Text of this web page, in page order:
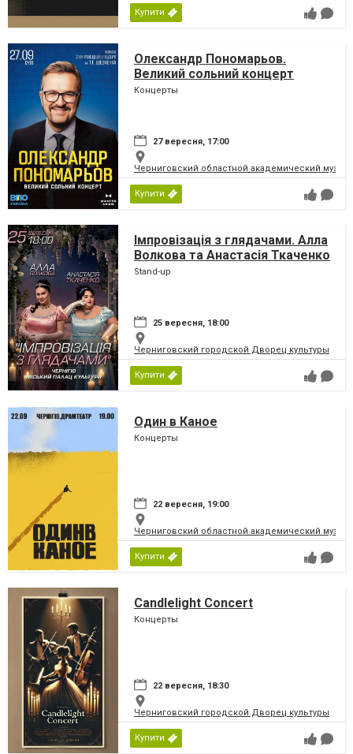
Купити
Олександр Пономарьов.
Великий сольний концерт
Концерты
27 вересня, 17:00
Черниговский областной академический
Купити
Імпровізація з глядачами. Алла
Волкова та Анастасія Ткаченко
Stand-up
25 вересня, 18:00
Черниговский городской Дворец культуры
Купити
Один в Каное
Концерты
22 вересня, 19:00
Черниговский областной академический
Купити
Candlelight Concert
Концерты
22 вересня, 18:30
Черниговский городской Дворец культуры
Купити